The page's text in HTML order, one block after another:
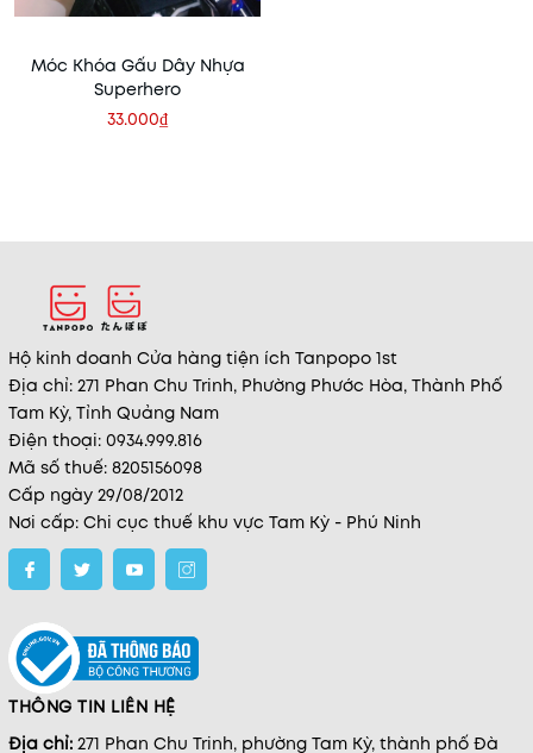
Móc Khóa Gấu Dây Nhựa
Superhero
33.000₫
Hộ kinh doanh Cửa hàng tiện ích Tanpopo 1st
Địa chỉ: 271 Phan Chu Trinh, Phường Phước Hòa, Thành Phố
Tam Kỳ, Tỉnh Quảng Nam
Điện thoại: 0934.999.816
Mã số thuế: 8205156098
Cấp ngày 29/08/2012
Nơi cấp: Chi cục thuế khu vực Tam Kỳ - Phú Ninh
THÔNG TIN LIÊN HỆ
Địa chỉ: 271 Phan Chu Trinh, phường Tam Kỳ, thành phố Đà